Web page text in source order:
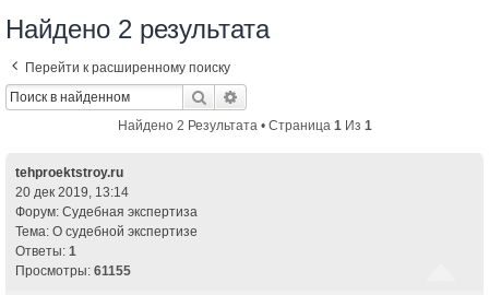
портал"
работа Форума
Найдено 2 результата
Перейти к расширенному поиску
Поиск
Найдено 2 Результата • Страница 1 Из 1
tehproektstroy.ru
20 дек 2019, 13:14
Форум: Судебная экспертиза
Тема: О судебной экспертизе
Ответы: 1
Просмотры: 61155